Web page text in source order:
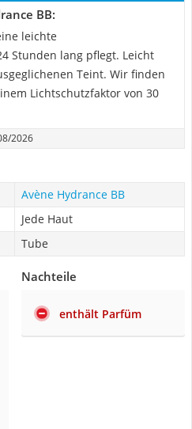
BB:
leichte
Stunden lang pflegt. Leicht
Teint. Wir finden
Lichtschutzfaktor von 30
2026
Avène Hydrance BB
Jede Haut
Tube
Nachteile
enthält Parfüm